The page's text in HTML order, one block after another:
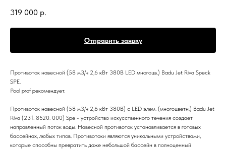
319 000 р.
Отправить заявку
Противоток навесной (58 м3/ч 2,6 кВт 380B LED многоцв.) Badu Jet Riva Speck
SPE.
Pool prof рекомендует.
Противоток навесной (58 м3/ч 2,6 кВт 380B) с LED элем. (многоцветн.) Badu Jet
Riva (231. 8520. 000) Spe - устройство искусственного течения создает
направленный поток воды. Навесной противоток устанавливается в готовых
бассейнах, любых типов. Противотоки являются уникальными устройствами,
которые способны превратить даже небольшой бассейн в полноценный